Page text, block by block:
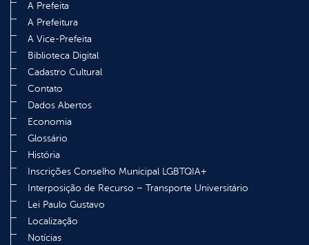
A Prefeita
A Prefeitura
A Vice-Prefeita
Biblioteca Digital
Cadastro Cultural
Contato
Dados Abertos
Economia
Glossário
História
Inscrições Conselho Municipal LGBTQIA+
Interposição de Recurso – Transporte Universitário
Lei Paulo Gustavo
Localização
Notícias